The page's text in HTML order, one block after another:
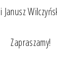
i Janusz
Zapraszamy!